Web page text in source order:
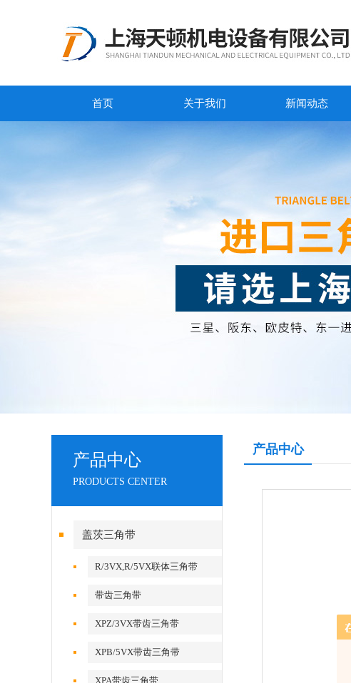
首页 关于我们 新闻动态
产品中心
PRODUCTS CENTER
盖茨三角带
R/3VX,R/5VX联体三角带
带齿三角带
XPZ/3VX带齿三角带
XPB/5VX带齿三角带
XPA带齿三角带
产品中心